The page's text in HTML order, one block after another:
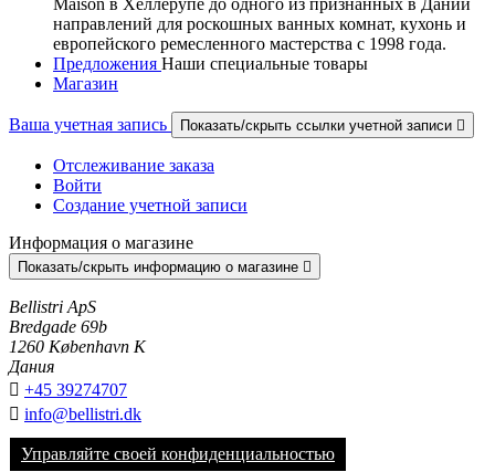
Maison в Хеллерупе до одного из признанных в Дании
направлений для роскошных ванных комнат, кухонь и
европейского ремесленного мастерства с 1998 года.
Предложения Наши специальные товары
Магазин
Ваша учетная запись Показать/скрыть ссылки учетной записи 
Отслеживание заказа
Войти
Создание учетной записи
Информация о магазине
Показать/скрыть информацию о магазине 
Bellistri ApS
Bredgade 69b
1260 København K
Дания
 +45 39274707
 info@bellistri.dk
Управляйте своей конфиденциальностью